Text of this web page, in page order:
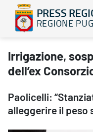
PRESS
REGIONE
Irrigazione, sospesi i
Irrigazione,
dell’ex
Paolicelli:
alleggerire il peso